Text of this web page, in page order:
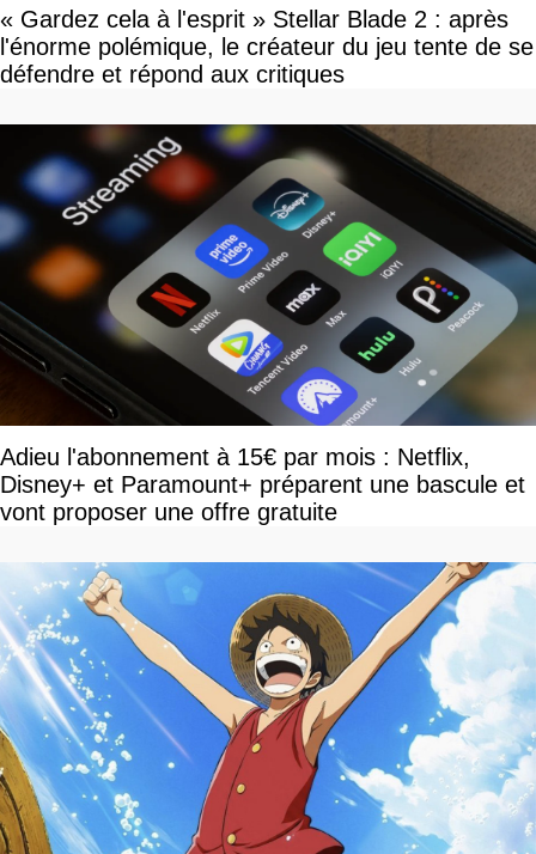
« Gardez cela à l'esprit » Stellar Blade 2 : après
l'énorme polémique, le créateur du jeu tente de se
défendre et répond aux critiques
Adieu l'abonnement à 15€ par mois : Netflix,
Disney+ et Paramount+ préparent une bascule et
vont proposer une offre gratuite